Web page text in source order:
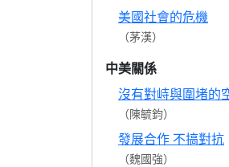
美國社會的危機
（茅漢）
中美關係
沒有對峙與圍堵的
（陳毓鈞）
發展合作 不搞對抗
（魏國強）